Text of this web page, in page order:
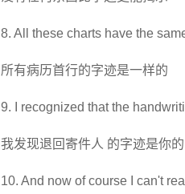
8. All these charts have the
所有病历首行的字迹是一样的
9. I recognized that the
我发现退回寄件人 的字迹是你的
10. And now of course I can't